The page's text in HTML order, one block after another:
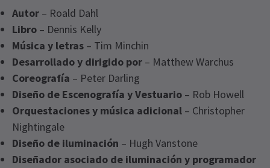
Autor – Roald Dahl
Libro – Dennis Kelly
Música y letras – Tim Minchin
Desarrollado y dirigido por – Matthew Warchus
Coreografía – Peter Darling
Diseño de Escenografía y Vestuario – Rob Howell
Orquestaciones y música adicional – Christopher
Nightingale
Diseño de iluminación – Hugh Vanstone
Diseñador asociado de iluminación y programador